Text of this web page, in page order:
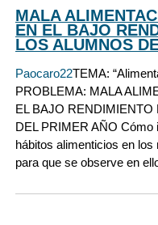
MALA
EN EL BAJO
LOS ALUMNOS
Paocaro22TEMA:
PROBLEMA: MALA
EL BAJO
DEL PRIMER AÑO Cómo
hábitos alimenticios en
para que se observe en